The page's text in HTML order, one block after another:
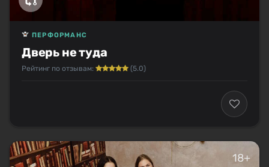
Дверь не туда
ПЕРФОРМАНС
Рейтинг по отзывам: (5.0)
18+